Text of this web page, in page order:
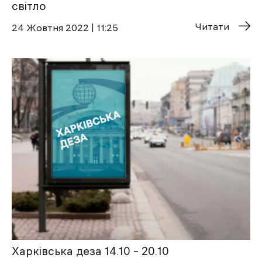
світло
24 Жовтня 2022 | 11:25 Читати
Харківська деза 14.10 – 20.10